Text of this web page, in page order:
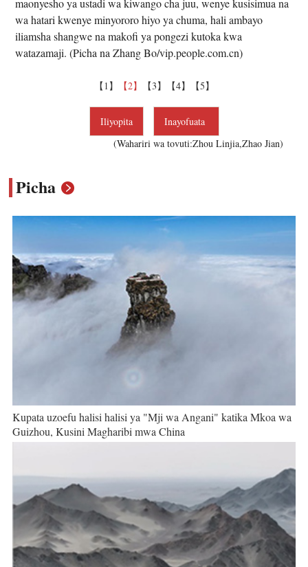
maonyesho ya ustadi wa kiwango cha juu, wenye kusisimua na
wa hatari kwenye minyororo hiyo ya chuma, hali ambayo
iliamsha shangwe na makofi ya pongezi kutoka kwa
watazamaji. (Picha na Zhang Bo/vip.people.com.cn)
【1】 【2】 【3】 【4】 【5】
Iliyopita
Inayofuata
(Wahariri wa tovuti:Zhou Linjia,Zhao Jian)
Picha
Kupata uzoefu halisi halisi ya "Mji wa Angani" katika Mkoa wa
Guizhou, Kusini Magharibi mwa China